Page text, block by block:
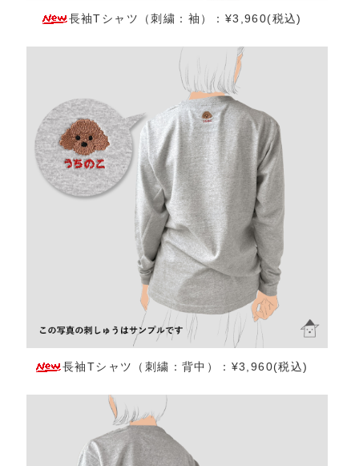
長袖Tシャツ（刺繍：袖）：¥3,960(税込)
長袖Tシャツ（刺繍：背中）：¥3,960(税込)